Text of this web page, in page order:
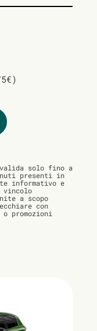
solo fino a
presenti in
informativo e
vincolo
a scopo
con
promozioni